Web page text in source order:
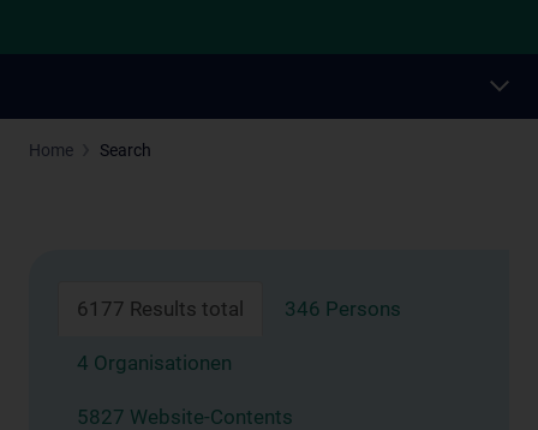
Home Search
6177 Results total 346 Persons
4 Organisationen
5827 Website-Contents